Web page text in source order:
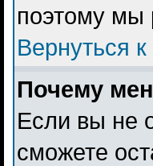
поэтому мы
Вернуться
Почему
Если вы не
сможете